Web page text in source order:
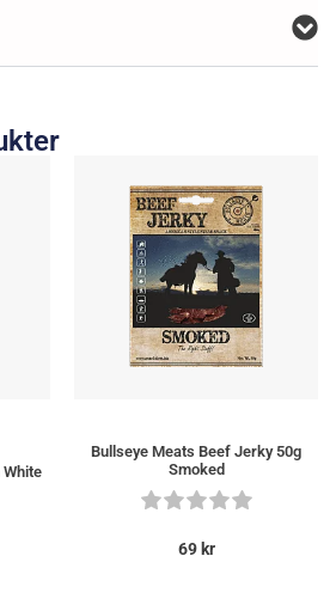
Bullseye Meats Beef Jerky 50g
Smoked
69kr